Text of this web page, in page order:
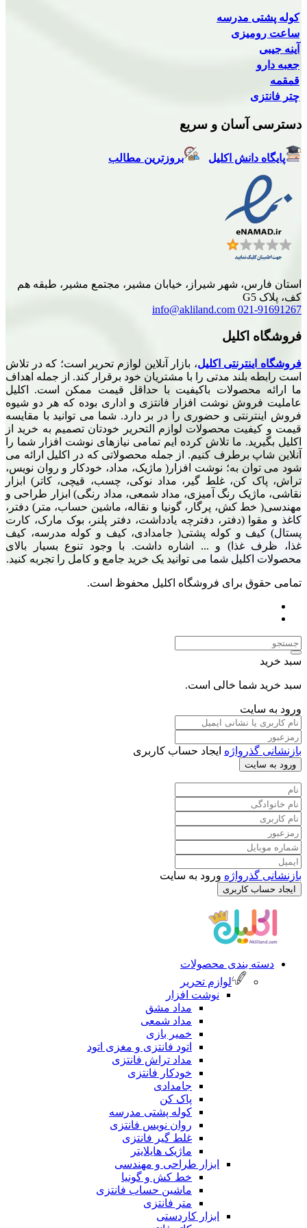
مدرسه
و سریع
اکلیل بروزترین مطالب
شهر شیراز، خیابان مشیر، مجتمع مشیر، طبقه هم
info@akliland.com
اکلیل، بازار آنلاین لوازم تحریر است؛ که در تلاش
مدتی را با مشتریان خود برقرار کند. از جمله اهداف
باکیفیت با حداقل قیمت ممکن است. اکلیل
نوشت افزار فانتزی و اداری بوده که هر دو شیوه
و حضوری را در بر دارد. شما می توانید با مقایسه
محصولات لوازم التحریر خودتان تصمیم به خرید از
ما تلاش کرده ایم تمامی نیازهای نوشت افزار شما را
برطرف کنیم. از جمله محصولاتی که در اکلیل ارائه می
به؛ نوشت افزار( ماژیک، مداد، خودکار و روان نویس،
کن، غلط گیر، مداد نوکی، چسب، قیچی، کاتر) ابزار
رنگ آمیزی، مداد شمعی، مداد رنگی) ابزار طراحی و
کش، پرگار، گونیا و نقاله، ماشین حساب، متر) دفتر،
(دفتر، دفترچه یادداشت، دفتر پلنر، بوک مارک، کارت
و کوله پشتی( جامدادی، کیف و کوله مدرسه، کیف
و ... اشاره داشت. با وجود تنوع بسیار بالای
شما می توانید یک خرید جامع و کامل را تجربه کنید.
برای فروشگاه اکلیل محفوظ است.
خالی است.
ایجاد حساب کاربری
ورود به سایت
بندی محصولات
لوازم تحریر
نوشت افزار
مداد مشق
مداد شمعی
خمیر بازی
اتود فانتزی و مغزی اتود
مداد تراش فانتزی
خودکار فانتزی
کوله پشتی مدرسه
روان نویس فانتزی
غلط گیر فانتزی
ماژیک هایلایتر
ابزار طراحی و مهندسی
خط کش و گونیا
ماشین حساب فانتزی
متر فانتزی
ابزار کاردستی